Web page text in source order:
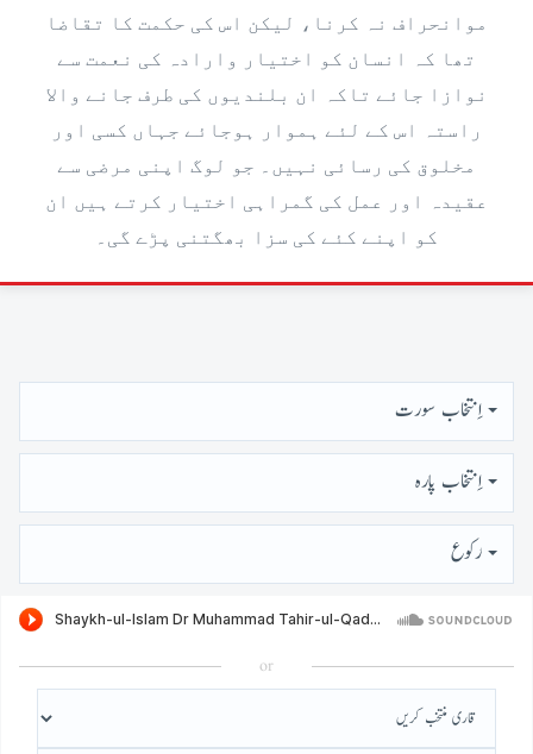
موانحراف نہ کرنا، لیکن اس کی حکمت کا تقاضا
تھا کہ انسان کو اختیار وارادہ کی نعمت سے
نوازا جائے تاکہ ان بلندیوں کی طرف جانے والا
راستہ اس کے لئے ہموار ہوجائے جہاں کسی اور
مخلوق کی رسائی نہیں۔ جو لوگ اپنی مرضی سے
عقیدہ اور عمل کی گمراہی اختیار کرتے ہیں ان
کو اپنے کئے کی سزا بھگتنی پڑے گی۔
اِنتخاب سورت
اِنتخاب پارہ
رُكوع
or